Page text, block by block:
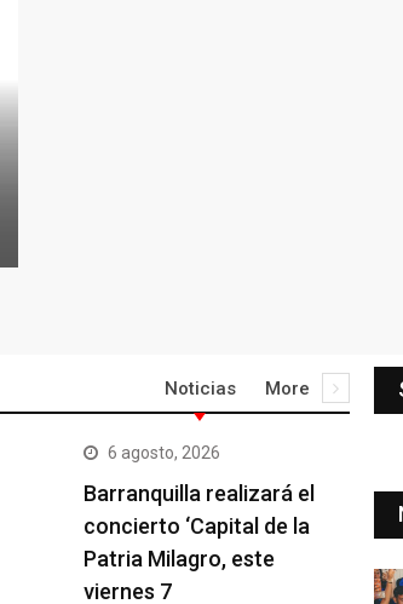
Noticias More
6 agosto, 2026
Barranquilla realizará el
concierto ‘Capital de la
Patria Milagro, este
viernes 7